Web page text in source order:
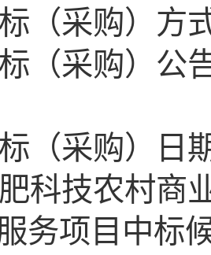
（采购）方
（采购）公
（采购）日
科技农村商
务项目中标